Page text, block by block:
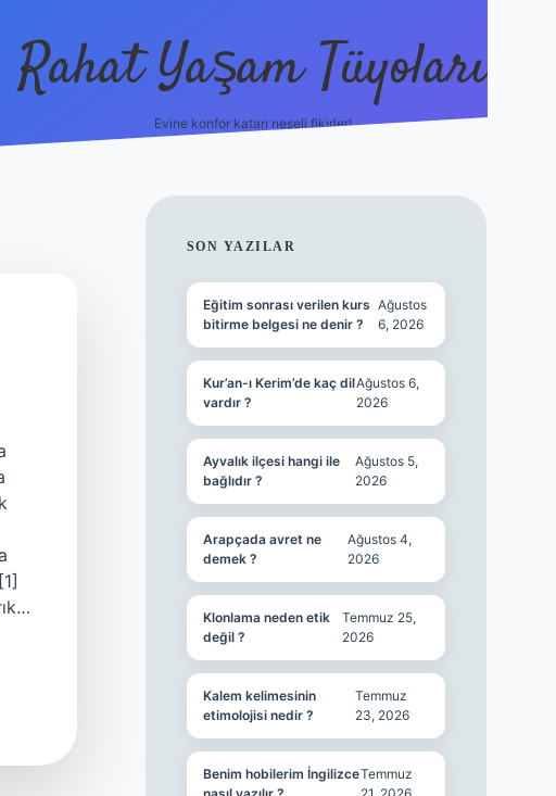
Rahat Yaşam Tüyoları
Evine konfor katan neşeli fikirler!
SIDEBAR
SON YAZILAR
Eğitim sonrası verilen kurs
bitirme belgesi ne denir ?
Ağustos
6, 2026
Kur’an-ı Kerim’de kaç dil
vardır ?
Ağustos 6,
2026
Ayvalık ilçesi hangi ile
bağlıdır ?
Ağustos 5,
2026
Arapçada avret ne
demek ?
Ağustos 4,
2026
Klonlama neden etik
değil ?
Temmuz 25,
2026
Kalem kelimesinin
etimolojisi nedir ?
Temmuz
23, 2026
Benim hobilerim İngilizceTemmuz
ilbet canlı maç